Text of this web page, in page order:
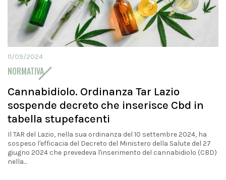
11/09/2024
NORMATIVA
Cannabidiolo. Ordinanza Tar Lazio
sospende decreto che inserisce Cbd in
tabella stupefacenti
Il TAR del Lazio, nella sua ordinanza del 10 settembre 2024, ha
sospeso l'efficacia del Decreto del Ministero della Salute del 27
giugno 2024 che prevedeva l'inserimento del cannabidiolo (CBD)
nella...